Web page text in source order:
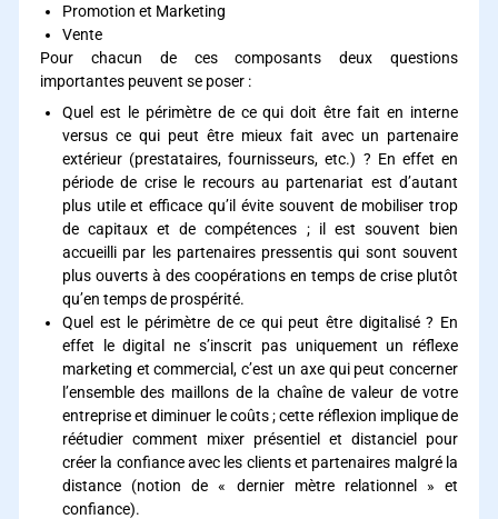
Promotion et Marketing
Vente
Pour chacun de ces composants deux questions
importantes peuvent se poser :
Quel est le périmètre de ce qui doit être fait en interne
versus ce qui peut être mieux fait avec un partenaire
extérieur (prestataires, fournisseurs, etc.) ? En effet en
période de crise le recours au partenariat est d’autant
plus utile et efficace qu’il évite souvent de mobiliser trop
de capitaux et de compétences ; il est souvent bien
accueilli par les partenaires pressentis qui sont souvent
plus ouverts à des coopérations en temps de crise plutôt
qu’en temps de prospérité.
Quel est le périmètre de ce qui peut être digitalisé ? En
effet le digital ne s’inscrit pas uniquement un réflexe
marketing et commercial, c’est un axe qui peut concerner
l’ensemble des maillons de la chaîne de valeur de votre
entreprise et diminuer le coûts ; cette réflexion implique de
réétudier comment mixer présentiel et distanciel pour
créer la confiance avec les clients et partenaires malgré la
distance (notion de « dernier mètre relationnel » et
confiance).